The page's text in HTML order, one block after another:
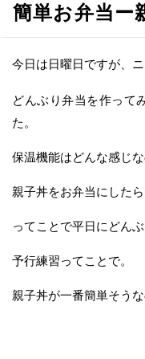
簡単お弁当ー
今日は日曜日ですが、
どんぶり弁当を作って
た。
保温機能はどんな感じな
親子丼をお弁当にした
ってことで平日にどん
予行練習ってことで。
親子丼が一番簡単そう